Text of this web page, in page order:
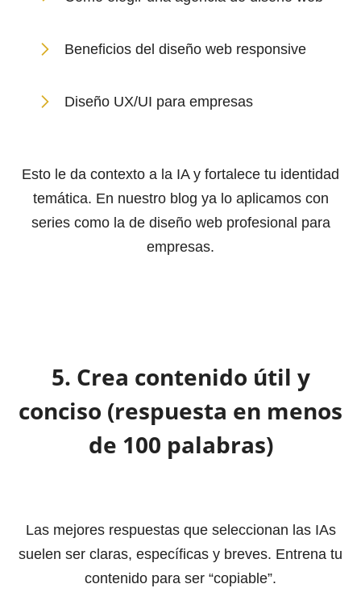
Beneficios del diseño web responsive
Diseño UX/UI para empresas
Esto le da contexto a la IA y fortalece tu identidad
temática. En nuestro blog ya lo aplicamos con
series como la de diseño web profesional para
empresas.
5. Crea contenido útil y
conciso (respuesta en menos
de 100 palabras)
Las mejores respuestas que seleccionan las IAs
suelen ser claras, específicas y breves. Entrena tu
contenido para ser “copiable”.